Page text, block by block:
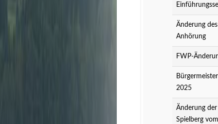
Änderung
Anhörung
FWP-
2025
Änderung
Spielberg